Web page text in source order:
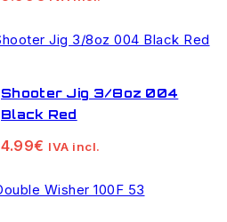
Shooter Jig 3/8oz 004
Black Red
4.99€ IVA incl.